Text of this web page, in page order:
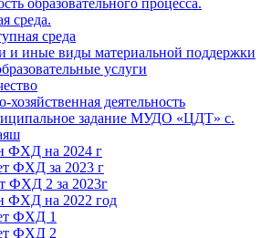
образовательного процесса.
среда.
среда
и иные виды материальной поддержки
услуги
деятельность
задание МУДО «ЦДТ» с.
ФХД на 2024 г
ФХД за 2023 г
ФХД 2 за 2023г
ФХД на 2022 год
ФХД 1
ФХД 2